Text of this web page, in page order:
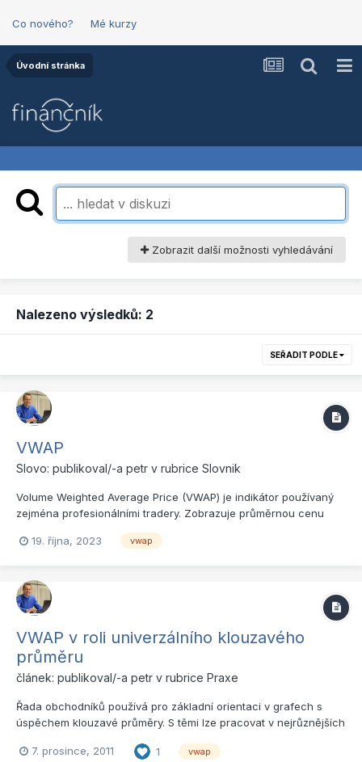
Co nového? Mé kurzy
Úvodní stránka
Zobrazit další možnosti vyhledávání
Nalezeno výsledků: 2
SEŘADIT PODLE
VWAP
Slovo: publikoval/-a petr v rubrice Slovnik
Volume Weighted Average Price (VWAP) je indikátor používaný
zejména profesionálními tradery. Zobrazuje průměrnou cenu
ceny každého obchodu objemem tohoto obchodu a následným
objemem akc...
19. října, 2023 vwap
VWAP v roli univerzálního klouzavého
průměru
článek: publikoval/-a petr v rubrice Praxe
Řada obchodníků používá pro základní orientaci v grafech s
úspěchem klouzavé průměry. S těmi lze pracovat v nejrůznějších
jednoduché nástroje s jediným možným nastavením pak může
7. prosince, 2011 1 vwap